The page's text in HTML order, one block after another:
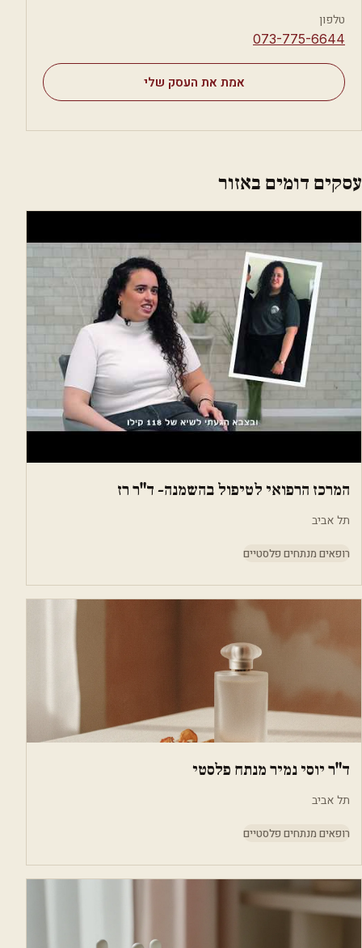
טלפון
⁦073-775-6644⁩
אמת את העסק שלי
עסקים דומים באזור
המרכז הרפואי לטיפול בהשמנה- ד"ר רז
תל אביב
רופאים מנתחים פלסטיים
ד"ר יוסי נמיר מנתח פלסטי
תל אביב
רופאים מנתחים פלסטיים